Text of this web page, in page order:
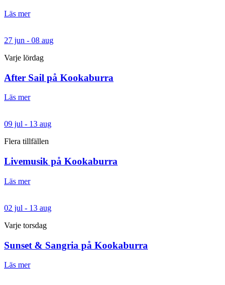
Läs mer
27 jun - 08 aug
Varje lördag
After Sail på Kookaburra
Läs mer
09 jul - 13 aug
Flera tillfällen
Livemusik på Kookaburra
Läs mer
02 jul - 13 aug
Varje torsdag
Sunset & Sangria på Kookaburra
Läs mer